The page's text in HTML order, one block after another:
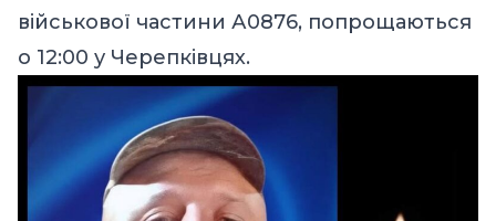
військової частини А0876, попрощаються
о 12:00 у Черепківцях.